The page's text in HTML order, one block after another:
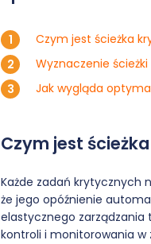
Czym jest ścieżka
Wyznaczenie
Jak wygląda
Czym jest
Każde zadań krytycznych
że jego opóźnienie
elastycznego zarządzania
kontroli i monitorowania w